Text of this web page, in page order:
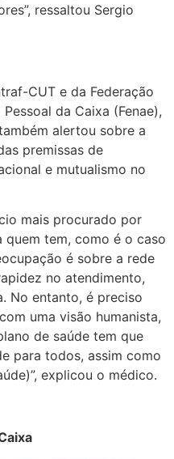
ressaltou Sergio
CUT e da Federação
da Caixa (Fenae),
alertou sobre a
premissas de
e mutualismo no
mais procurado por
quem tem, como é o caso
é sobre a rede
no atendimento,
No entanto, é preciso
uma visão humanista,
de saúde tem que
para todos, assim como
explicou o médico.